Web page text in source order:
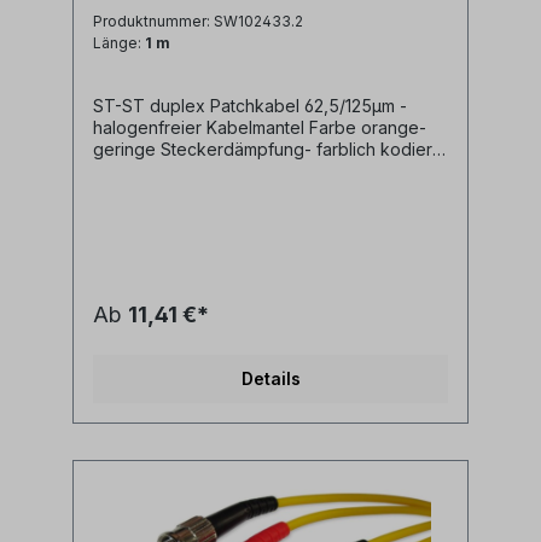
Produktnummer: SW102433.2
Länge: 1 m
ST-ST duplex Patchkabel 62,5/125µm -
halogenfreier Kabelmantel Farbe orange-
geringe Steckerdämpfung- farblich kodierte
Ab 11,41 €*
Details